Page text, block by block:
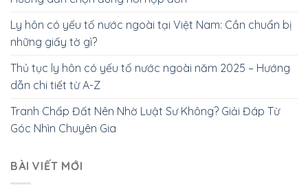
Ly hôn có yếu tố nước ngoài tại Việt Nam: Cần chuẩn bị
những giấy tờ gì?
Thủ tục ly hôn có yếu tố nước ngoài năm 2025 – Hướng
dẫn chi tiết từ A-Z
Tranh Chấp Đất Nên Nhờ Luật Sư Không? Giải Đáp Từ
Góc Nhìn Chuyên Gia
BÀI VIẾT MỚI